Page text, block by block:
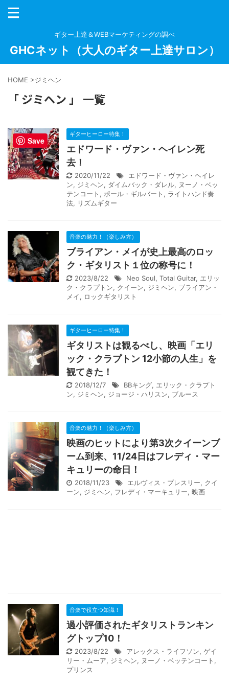
ギター上達＆WEBマーケティングの調べ
GHCネット（大人のギター上達サロン）
HOME >ジミヘン
「 ジミヘン 」 一覧
ギターヒーロー特集！
エドワード・ヴァン・ヘイレン死
去！
2020/11/22
エドワード・ヴァン・ヘイレ
ン, ジミヘン, ダイムバック・ダレル, ヌーノ・ベッ
テンコート , ポール・ギルバート , ライトハンド奏
法, リズムギター
音楽の魅力！（楽しみ方）
ブライアン・メイが史上最高のロッ
ク・ギタリスト１位の称号に！
2023/8/22 Neo Soul, Total Guitar, エリッ
ク・クラプトン, クイーン, ジミヘン, ブライアン・
メイ, ロックギタリスト
ギターヒーロー特集！
ギタリストは観るべし、映画「エリ
ック・クラプトン 12小節の人生」を
観てきた！
2018/12/7 BBキング, エリック・クラプト
ン, ジミヘン, ジョージ・ハリスン, ブルース
音楽の魅力！（楽しみ方）
映画のヒットにより第3次クイーンブ
ーム到来、11/24日はフレディ・マー
キュリーの命日！
2018/11/23 エルヴィス・プレスリー, クイ
ーン, ジミヘン, フレディ・マーキュリー, 映画
音楽で役立つ知識！
過小評価されたギタリストランキン
グトップ10！
2023/8/22 アレックス・ライフソン, ゲイ
リー・ムーア, ジミヘン, ヌーノ・ベッテンコート ,
プリンス
Save